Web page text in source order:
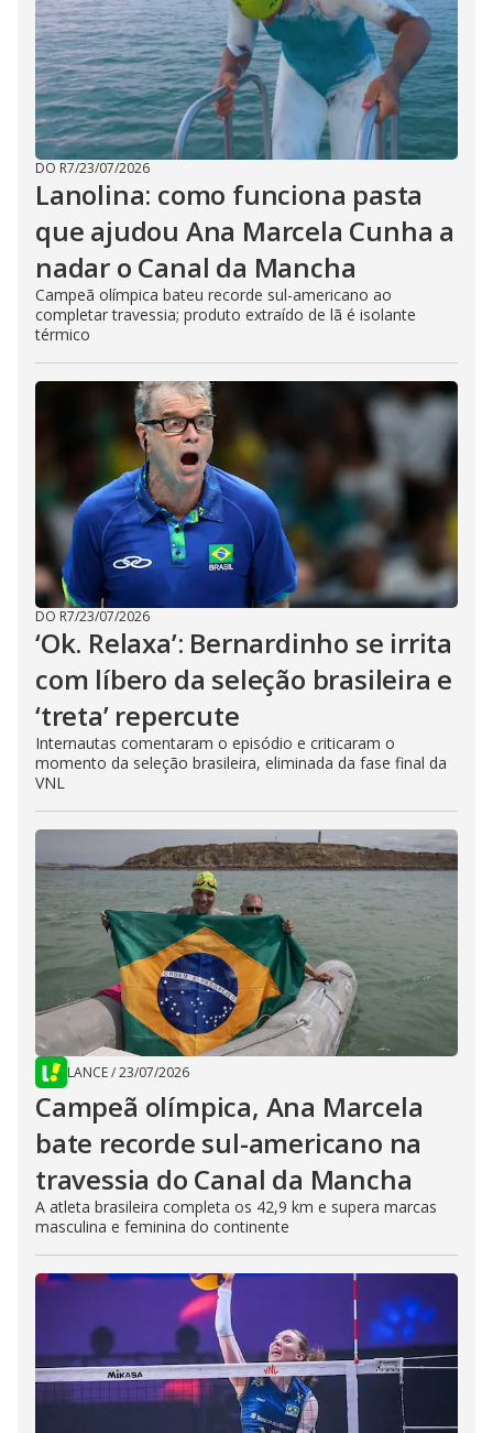
DO R7/23/07/2026
Lanolina: como funciona pasta
que ajudou Ana Marcela Cunha a
nadar o Canal da Mancha
Campeã olímpica bateu recorde sul-americano ao
completar travessia; produto extraído de lã é isolante
térmico
DO R7/23/07/2026
‘Ok. Relaxa’: Bernardinho se irrita
com líbero da seleção brasileira e
‘treta’ repercute
Internautas comentaram o episódio e criticaram o
momento da seleção brasileira, eliminada da fase final da
VNL
LANCE/23/07/2026
Campeã olímpica, Ana Marcela
bate recorde sul-americano na
travessia do Canal da Mancha
A atleta brasileira completa os 42,9 km e supera marcas
masculina e feminina do continente